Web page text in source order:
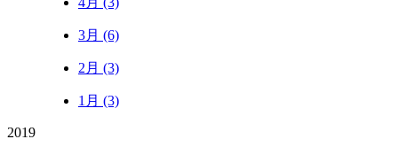
3月 (6)
2月 (3)
1月 (3)
2019